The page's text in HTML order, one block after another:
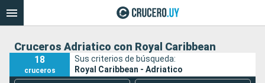
Cruceros Adriatico con Royal Caribbean
18
cruceros
Sus criterios de búsqueda:
Royal Caribbean - Adriatico